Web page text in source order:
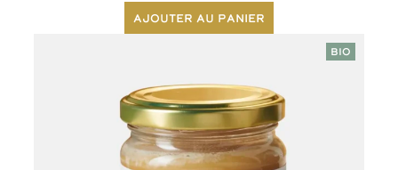
Ajouter au panier
BIO